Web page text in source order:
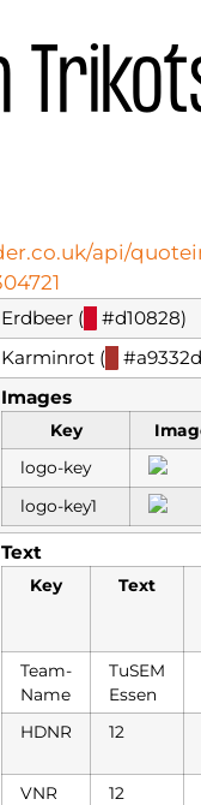
api/
Erdbeer (
#d10828)
Karminrot (
Images
Key
logo-key
logo-key1
Text
Key Text
Team-
Name
TuSEM
Essen
HDNR 12
VNR 12